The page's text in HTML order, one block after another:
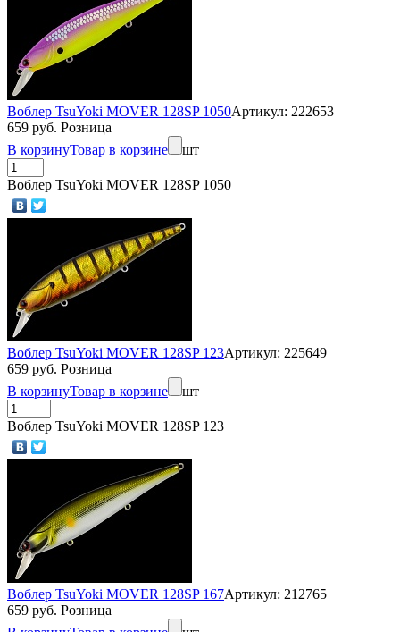
Воблер TsuYoki MOVER 128SP 1050Артикул: 222653
659 руб. Розница
В корзинуТовар в корзине шт
Воблер TsuYoki MOVER 128SP 1050
Воблер TsuYoki MOVER 128SP 123Артикул: 225649
659 руб. Розница
В корзинуТовар в корзине шт
Воблер TsuYoki MOVER 128SP 123
Воблер TsuYoki MOVER 128SP 167Артикул: 212765
659 руб. Розница